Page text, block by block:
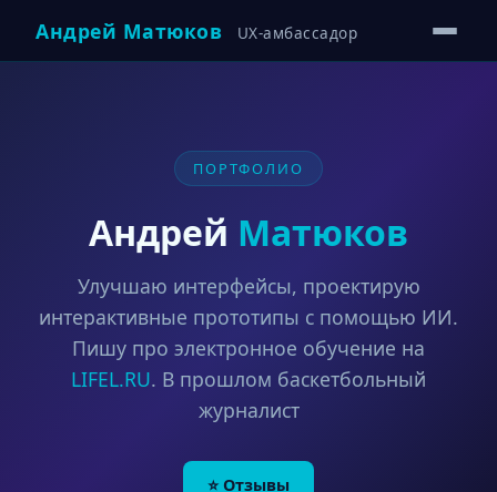
Андрей Матюков UX-амбассадор
ПОРТФОЛИО
Андрей Матюков
Улучшаю интерфейсы, проектирую
интерактивные прототипы с помощью ИИ.
Пишу про электронное обучение на
LIFEL.RU. В прошлом баскетбольный
журналист
⭐ Отзывы